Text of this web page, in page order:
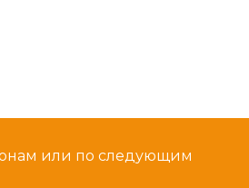
или по следующим